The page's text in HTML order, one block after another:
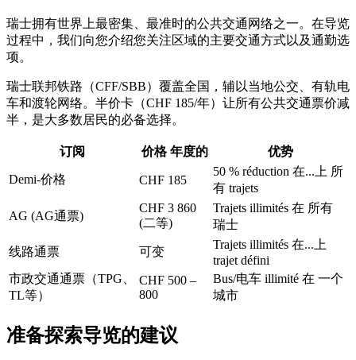
瑞士拥有世界上最密集、最准时的公共交通网络之一。在导览
过程中，我们向您介绍您关注区域的主要交通方式以及通勤选
项。
瑞士联邦铁路（CFF/SBB）覆盖全国，辅以当地公交、有轨电
车和渡轮网络。半价卡（CHF 185/年）让所有公共交通票价减
半，是大多数居民的必备选择。
订阅 价格 年度的 优势
Demi-价格 CHF 185
50 % réduction 在...上 所
有 trajets
AG (AG通票)
CHF 3 860
(二等)
Trajets illimités 在 所有
瑞士
线路通票
可变
Trajets illimités 在...上
trajet défini
市政交通通票（TPG、
TL等）
CHF 500 –
800
Bus/电车 illimité 在 一个
城市
准备探索导览的建议